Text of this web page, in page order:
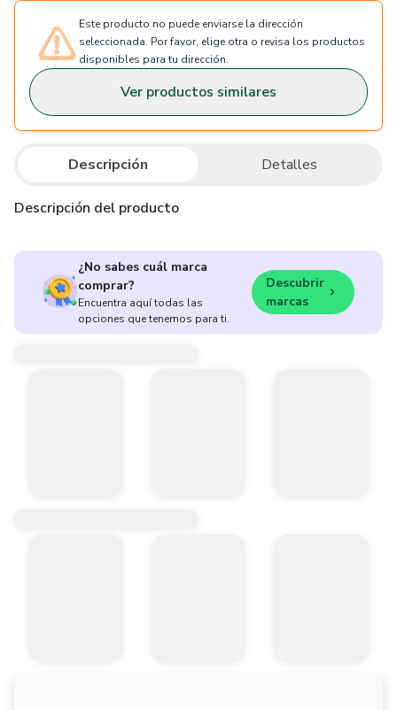
Este producto no puede enviarse la dirección
seleccionada. Por favor, elige otra o revisa los productos
disponibles para tu dirección.
Ver productos similares
Descripción Detalles
Descripción del producto
¿No sabes cuál marca
comprar?
Encuentra aquí todas las
opciones que tenemos para ti.
Descubrir
marcas